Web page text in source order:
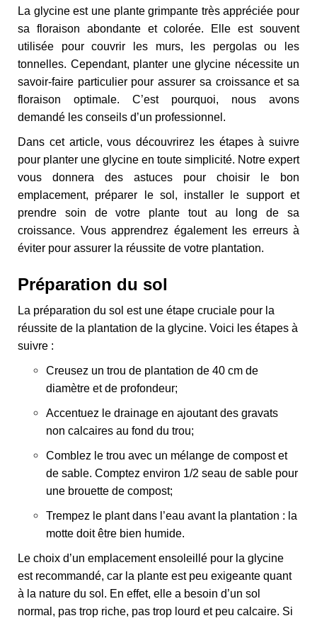
La glycine est une plante grimpante très appréciée pour
sa floraison abondante et colorée. Elle est souvent
utilisée pour couvrir les murs, les pergolas ou les
tonnelles. Cependant, planter une glycine nécessite un
savoir-faire particulier pour assurer sa croissance et sa
floraison optimale. C’est pourquoi, nous avons
demandé les conseils d’un professionnel.
Dans cet article, vous découvrirez les étapes à suivre
pour planter une glycine en toute simplicité. Notre expert
vous donnera des astuces pour choisir le bon
emplacement, préparer le sol, installer le support et
prendre soin de votre plante tout au long de sa
croissance. Vous apprendrez également les erreurs à
éviter pour assurer la réussite de votre plantation.
Préparation du sol
La préparation du sol est une étape cruciale pour la
réussite de la plantation de la glycine. Voici les étapes à
suivre :
Creusez un trou de plantation de 40 cm de
diamètre et de profondeur;
Accentuez le drainage en ajoutant des gravats
non calcaires au fond du trou;
Comblez le trou avec un mélange de compost et
de sable. Comptez environ 1/2 seau de sable pour
une brouette de compost;
Trempez le plant dans l’eau avant la plantation : la
motte doit être bien humide.
Le choix d’un emplacement ensoleillé pour la glycine
est recommandé, car la plante est peu exigeante quant
à la nature du sol. En effet, elle a besoin d’un sol
normal, pas trop riche, pas trop lourd et peu calcaire. Si